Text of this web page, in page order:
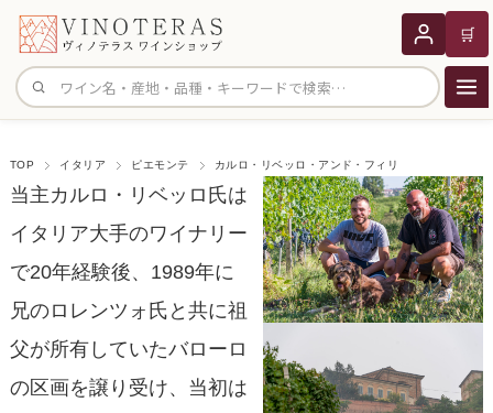
サイト内検索
🛒
TOP イタリア ピエモンテ カルロ・リベッロ・アンド・フィリ
当主カルロ・リベッロ氏は
イタリア大手のワイナリー
で20年経験後、1989年に
兄のロレンツォ氏と共に祖
父が所有していたバローロ
の区画を譲り受け、当初は